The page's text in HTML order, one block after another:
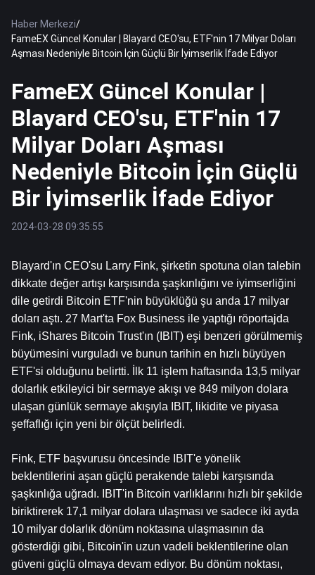
Haber Merkezi/
FameEX Güncel Konular | Blayard CEO'su, ETF'nin 17 Milyar Doları
Aşması Nedeniyle Bitcoin İçin Güçlü Bir İyimserlik İfade Ediyor
FameEX Güncel Konular |
Blayard CEO'su, ETF'nin 17
Milyar Doları Aşması
Nedeniyle Bitcoin İçin Güçlü
Bir İyimserlik İfade Ediyor
2024-03-28 09:35:55
Blayard'ın CEO'su Larry Fink, şirketin spotuna olan talebin
dikkate değer artışı karşısında şaşkınlığını ve iyimserliğini
dile getirdi Bitcoin ETF'nin büyüklüğü şu anda 17 milyar
doları aştı. 27 Mart'ta Fox Business ile yaptığı röportajda
Fink, iShares Bitcoin Trust'ın (IBIT) eşi benzeri görülmemiş
büyümesini vurguladı ve bunun tarihin en hızlı büyüyen
ETF'si olduğunu belirtti. İlk 11 işlem haftasında 13,5 milyar
dolarlık etkileyici bir sermaye akışı ve 849 milyon dolara
ulaşan günlük sermaye akışıyla IBIT, likidite ve piyasa
şeffaflığı için yeni bir ölçüt belirledi.
Fink, ETF başvurusu öncesinde IBIT'e yönelik
beklentilerini aşan güçlü perakende talebi karşısında
şaşkınlığa uğradı. IBIT'in Bitcoin varlıklarını hızlı bir şekilde
biriktirerek 17,1 milyar dolara ulaşması ve sadece iki ayda
10 milyar dolarlık dönüm noktasına ulaşmasının da
gösterdiği gibi, Bitcoin'in uzun vadeli beklentilerine olan
güveni güçlü olmaya devam ediyor. Bu dönüm noktası,